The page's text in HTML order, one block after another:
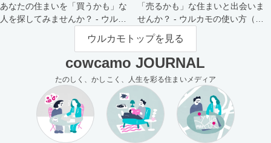
あなたの住まいを「買うかも」な
人を探してみませんか？ - ウルカ
「売るかも」な住まいと出会いま
せんか？ - ウルカモの使い方（買
主さま向け）
ウルカモトップを見る
cowcamo JOURNAL
たのしく、かしこく、人生を彩る住まいメディア